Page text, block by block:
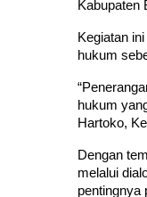
Kabupaten
Kegiatan
hukum
hukum
Hartoko,
Dengan
melalui
pentingnya